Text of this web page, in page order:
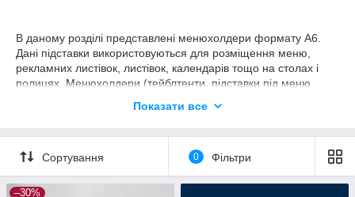
В даному розділі представлені менюхолдери формату А6.
Дані підставки використовуються для розміщення меню,
рекламних листівок, листівок, календарів тощо на столах і
полицях. Менюхолдери (тейблтенти, підставки під меню,
кафе, барів, готелів, а також банків, магазинів, страхових
повнокольорового уф друку, лазерного гравіювання.
Показати все
Сортування 0 Фільтри
–30%